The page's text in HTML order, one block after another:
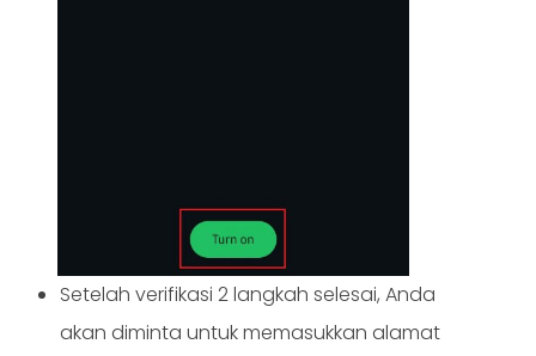
Setelah verifikasi 2 langkah selesai, Anda
akan diminta untuk memasukkan alamat